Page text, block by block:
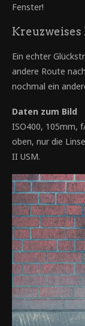
Fenster!
Kreuzweises
Ein echter
andere Route
nochmal ein
Daten zum Bild
ISO400, 105mm,
oben, nur die
II USM.